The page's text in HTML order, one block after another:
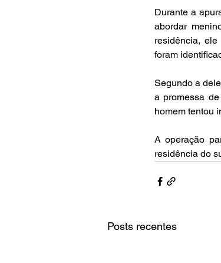
Durante a
abordar
residência,
foram
Segundo a
a promessa
homem tentou
A operação
residência do
Posts recentes